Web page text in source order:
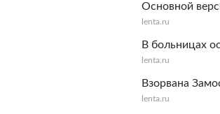
Основной
lenta.ru
В больницах
lenta.ru
Взорвана
lenta.ru